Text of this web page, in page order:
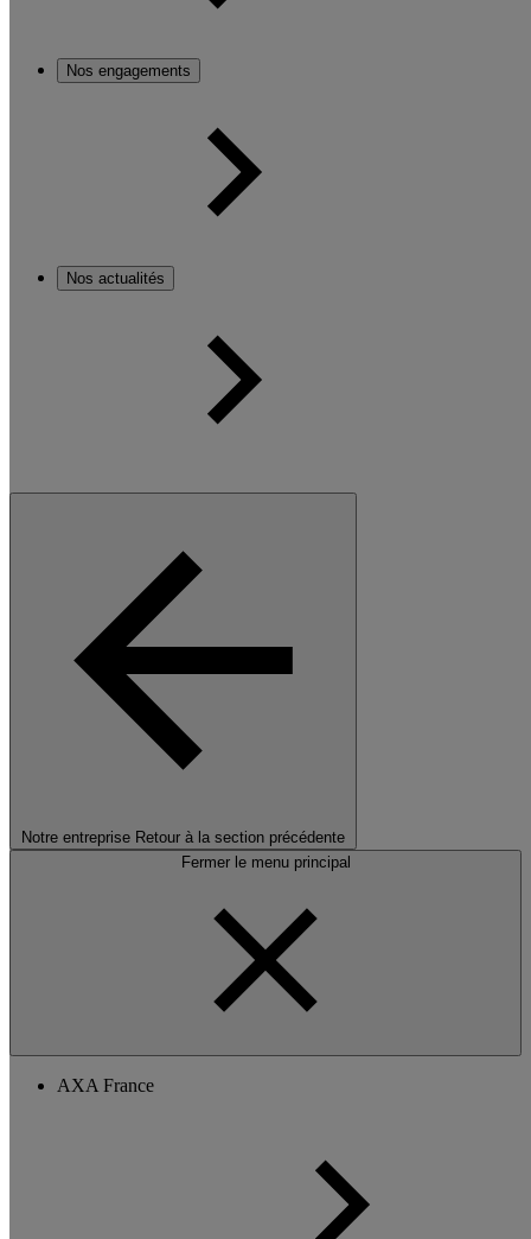
Nos engagements
Nos actualités
Notre entreprise Retour à la section précédente
Fermer le menu principal
AXA France